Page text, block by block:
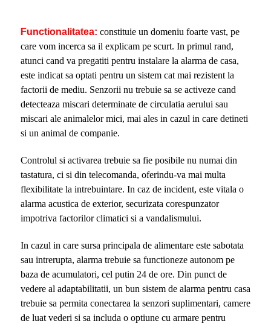
Functionalitatea: constituie un domeniu foarte vast, pe
care vom incerca sa il explicam pe scurt. In primul rand,
atunci cand va pregatiti pentru instalare la alarma de casa,
este indicat sa optati pentru un sistem cat mai rezistent la
factorii de mediu. Senzorii nu trebuie sa se activeze cand
detecteaza miscari determinate de circulatia aerului sau
miscari ale animalelor mici, mai ales in cazul in care detineti
si un animal de companie.
Controlul si activarea trebuie sa fie posibile nu numai din
tastatura, ci si din telecomanda, oferindu-va mai multa
flexibilitate la intrebuintare. In caz de incident, este vitala o
alarma acustica de exterior, securizata corespunzator
impotriva factorilor climatici si a vandalismului.
In cazul in care sursa principala de alimentare este sabotata
sau intrerupta, alarma trebuie sa functioneze autonom pe
baza de acumulatori, cel putin 24 de ore. Din punct de
vedere al adaptabilitatii, un bun sistem de alarma pentru casa
trebuie sa permita conectarea la senzori suplimentari, camere
de luat vederi si sa includa o optiune cu armare pentru